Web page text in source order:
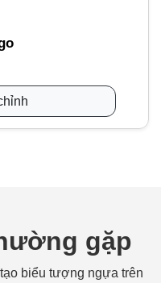
gặp
biểu tượng ngựa trên